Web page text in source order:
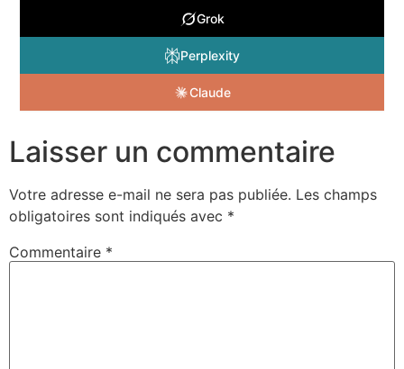
Grok
Perplexity
Claude
Laisser un commentaire
Votre adresse e-mail ne sera pas publiée. Les champs
obligatoires sont indiqués avec *
Commentaire *